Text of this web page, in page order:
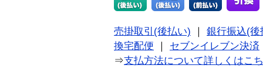
売掛取引(後払い)
銀行振込(後
換宅配便
セブンイレブン決済
⇒支払方法について詳しくはこ